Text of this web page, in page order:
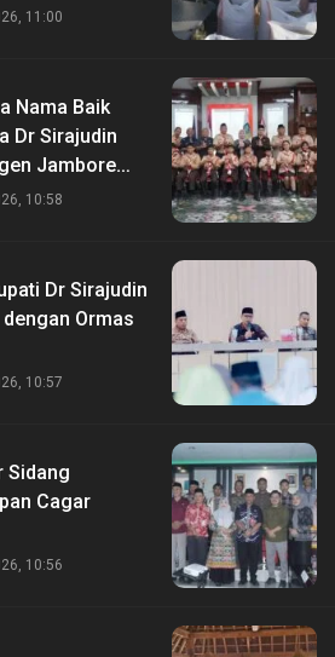
11:00
Nama Baik
Dr Sirajudin
Jambore
Cibubur
10:58
Dr Sirajudin
Ormas
10:57
Sidang
Cagar
10:56